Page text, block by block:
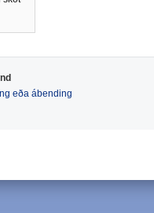
eða ábending